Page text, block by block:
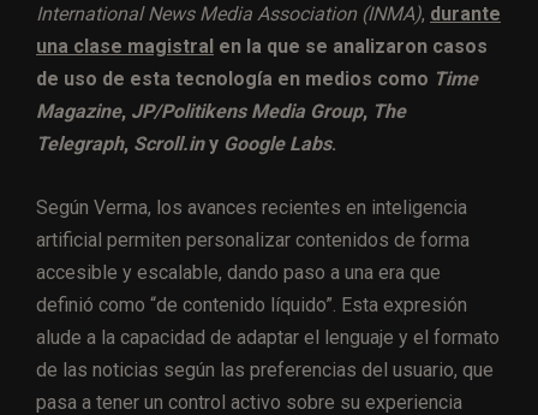
International News Media Association (INMA), durante
una clase magistral en la que se analizaron casos
de uso de esta tecnología en medios como Time
Magazine, JP/Politikens Media Group, The
Telegraph, Scroll.iny Google Labs.
Según Verma, los avances recientes en inteligencia
artificial permiten personalizar contenidos de forma
accesible y escalable, dando paso a una era que
definió como “de contenido líquido”. Esta expresión
alude a la capacidad de adaptar el lenguaje y el formato
de las noticias según las preferencias del usuario, que
pasa a tener un control activo sobre su experiencia